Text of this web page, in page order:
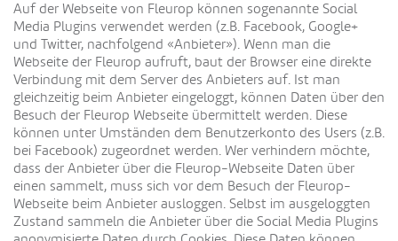
Auf der Webseite von Fleurop können sogenannte Social
Media Plugins verwendet werden (z.B. Facebook, Google+
und Twitter, nachfolgend «Anbieter»). Wenn man die
Webseite der Fleurop aufruft, baut der Browser eine direkte
Verbindung mit dem Server des Anbieters auf. Ist man
gleichzeitig beim Anbieter eingeloggt, können Daten über den
Besuch der Fleurop Webseite übermittelt werden. Diese
können unter Umständen dem Benutzerkonto des Users (z.B.
bei Facebook) zugeordnet werden. Wer verhindern möchte,
dass der Anbieter über die Fleurop-Webseite Daten über
einen sammelt, muss sich vor dem Besuch der Fleurop-
Webseite beim Anbieter ausloggen. Selbst im ausgeloggten
Zustand sammeln die Anbieter über die Social Media Plugins